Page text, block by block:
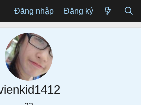
Đăng nhập Đăng ký